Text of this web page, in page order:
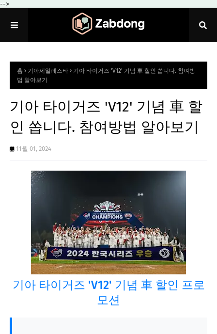
-->
홈 기아세일페스타
기아 타이거즈 'V12' 기념 車 할인 쏩니다. 참여방
법 알아보기
기아 타이거즈 'V12' 기념 車 할
인 쏩니다. 참여방법 알아보기
11월 01, 2024
기아 타이거즈 'V12' 기념 車 할인 프로
모션